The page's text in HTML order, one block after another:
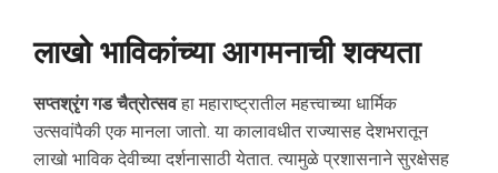
लाखो भाविकांच्या आगमनाची शक्यता
सप्तश्रृंग गड चैत्रोत्सवहा महाराष्ट्रातील महत्त्वाच्या धार्मिक
उत्सवांपैकी एक मानला जातो. या कालावधीत राज्यासह देशभरातून
लाखो भाविक देवीच्या दर्शनासाठी येतात. त्यामुळे प्रशासनाने सुरक्षेसह